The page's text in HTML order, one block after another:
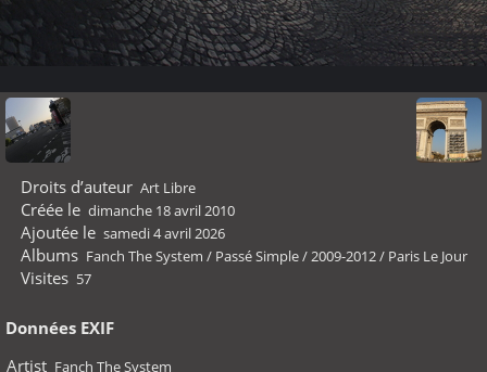
Droits d’auteur Art Libre
Créée le dimanche 18 avril 2010
Ajoutée le samedi 4 avril 2026
Albums Fanch The System / Passé Simple/2009-2012/ Paris Le Jour
Visites 57
Données EXIF
Artist Fanch The System